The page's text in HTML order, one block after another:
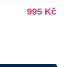
995 Kč